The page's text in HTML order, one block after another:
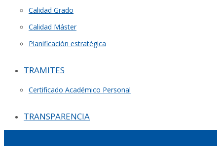
Calidad Grado
Calidad Máster
Planificación estratégica
TRAMITES
Certificado Académico Personal
TRANSPARENCIA